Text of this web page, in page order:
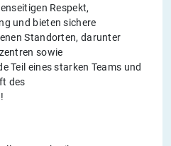
Respekt,
und bieten sichere
Standorten, darunter
sowie
Teil eines starken Teams und
des